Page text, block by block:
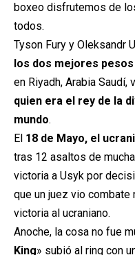
boxeo disfrutemos de
todos.
Tyson Fury y Oleksandr
los dos mejores
en Riyadh, Arabia Saudí,
quien era el rey de la
mundo.
El 18 de Mayo, el
tras 12 asaltos de
victoria a Usyk por
que un juez vio
victoria al ucraniano.
Anoche, la cosa no fue
King» subió al ring con